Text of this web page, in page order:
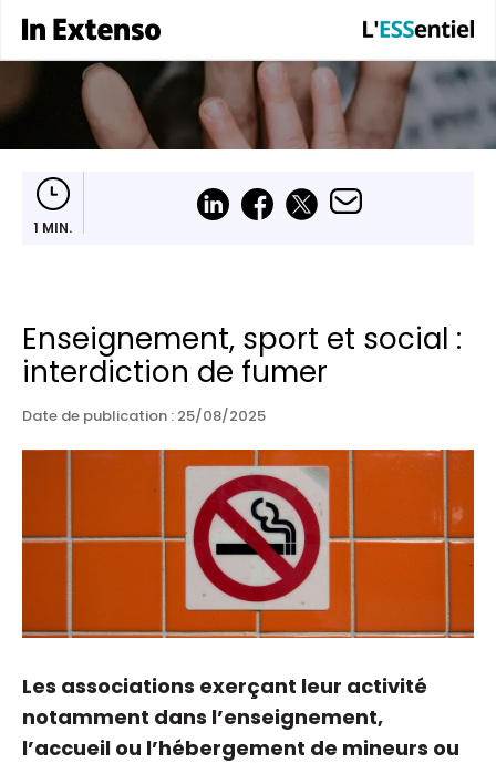
1 MIN.
Enseignement, sport et social :
interdiction de fumer
Date de publication : 25/08/2025
Les associations exerçant leur activité
notamment dans l’enseignement,
l’accueil ou l’hébergement de mineurs ou